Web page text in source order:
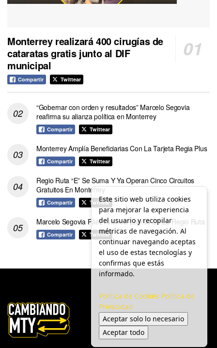
Monterrey realizará 400 cirugías de
cataratas gratis junto al DIF
municipal
Compartir Twittear
“Gobernar con orden y resultados” Marcelo Segovia
reafirma su alianza política en Monterrey
Compartir Twittear
Monterrey Amplía Beneficiarias Con La Tarjeta Regia Plus
Compartir Twittear
Regio Ruta “E” Se Suma Y Ya Operan Cinco Circuitos
Gratuitos En Monterrey
Compartir Twittear
Marcelo Segovia Páez Anuncia Logros De La Regio Ruta
Compartir Twittear
Este sitio web utiliza cookies
para mejorar la experiencia
del usuario y recopilar
métricas de navegación. Al
continuar navegando aceptas
el uso de estas tecnologías y
confirmas que estás
informado.
Política de Cookies Política de
Privacidad
Aceptar solo lo necesario
Aceptar todo